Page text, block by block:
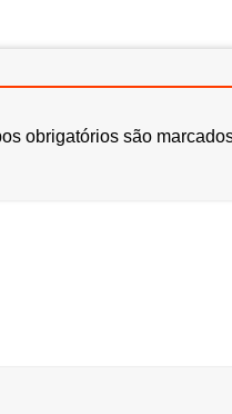
obrigatórios são